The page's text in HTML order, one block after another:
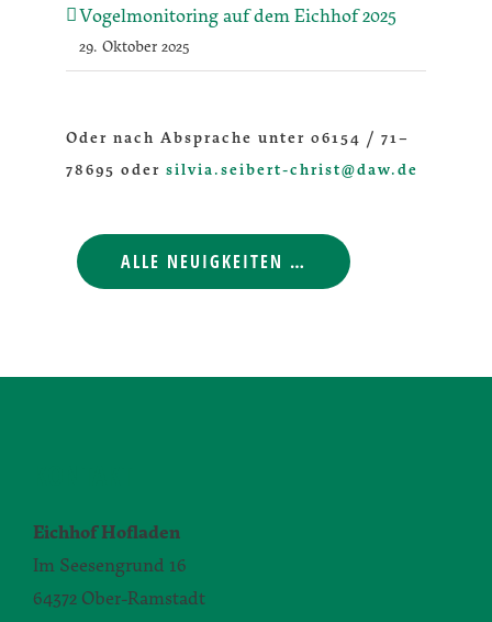
Vogelmonitoring auf dem Eichhof 2025
29. Oktober 2025
Oder nach Absprache unter 06154 / 71–
78695 oder silvia.seibert-christ@daw.de
ALLE NEUIGKEITEN …
Eichhof Hofladen
Im Seesengrund 16
64372 Ober-Ramstadt